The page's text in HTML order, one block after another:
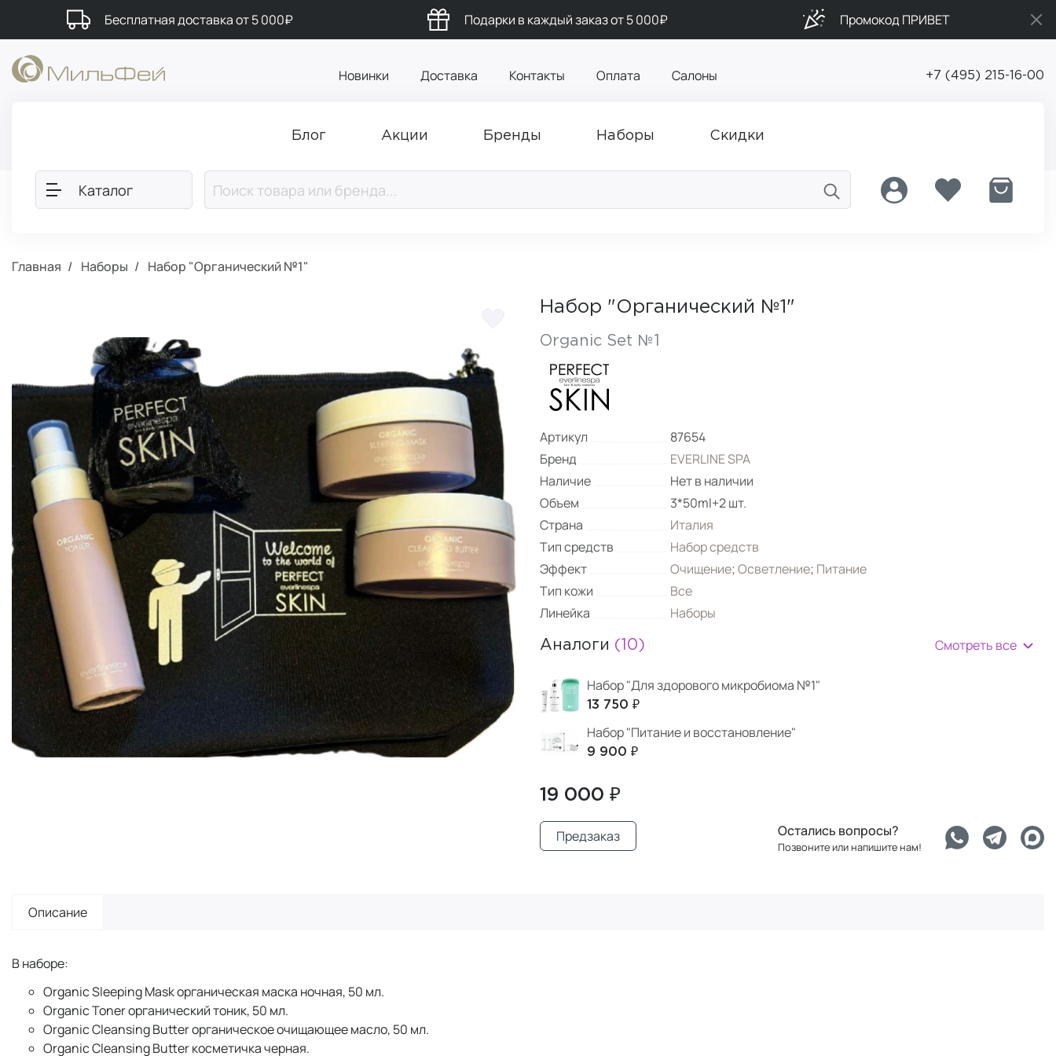
Бесплатная доставка от 5 000₽ Подарки в каждый заказ от 5 000₽ Промокод ПРИВЕТ
Новинки Доставка Контакты Оплата Салоны +7 (495) 215-16-00
Блог Акции Бренды Наборы Скидки
Каталог
Главная Наборы Набор "Органический №1"
Набор "Органический №1"
Organic Set №1
Артикул
87654
Бренд
EVERLINE SPA
Наличие
Нет в наличии
Объем
3*50ml+2 шт.
Страна
Италия
Тип средств
Набор средств
Эффект
Очищение;Осветление; Питание
Тип кожи
Все
Линейка
Наборы
Аналоги (10) Смотреть все
Набор "Для здорового микробиома №1"
13 750 ₽
Набор "Питание и восстановление"
9 900 ₽
19 000 ₽
Предзаказ Остались вопросы?
Позвоните или напишите нам!
Описание
В наборе:
Organic Sleeping Mask органическая маска ночная, 50 мл.
Organic Toner органический тоник, 50 мл.
Organic Cleansing Butter органическое очищающее масло, 50 мл.
Organic Cleansing Butter косметичка черная.